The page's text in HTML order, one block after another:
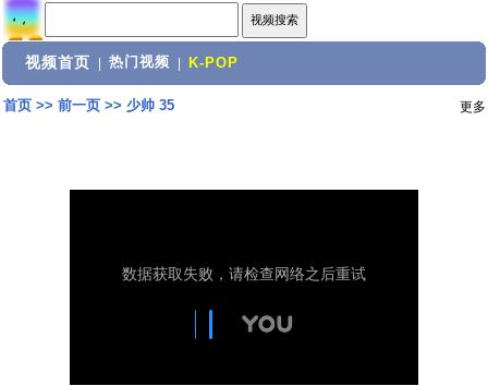
视频首页 热门视频 K-POP
首页>> 前一页>> 少帅 35 更多